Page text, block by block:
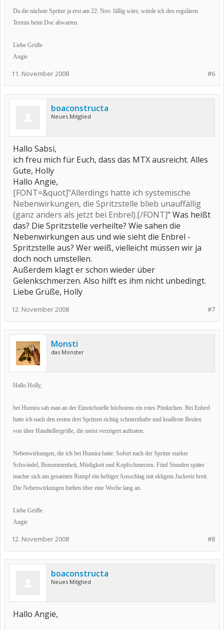
Da die nächste Spritze ja erst am 22. Nov. fällig wäre, würde ich den regulären
Termin beim Doc abwarten.
Liebe Grüße
Angie
#6
11. November 2008
boaconstructa
Neues Mitglied
Hallo Sabsi,
ich freu mich für Euch, dass das MTX ausreicht. Alles
Gute, Holly
Hallo Angie,
[FONT=&quot]"Allerdings hatte ich systemische
Nebenwirkungen, die Spritzstelle blieb unauffällig
(ganz anders als jetzt bei Enbrel).[/FONT]" Was heißt
das? Die Spritzstelle verheilte? Wie sahen die
Nebenwirkungen aus und wie sieht die Enbrel -
Spritzstelle aus? Wer weiß, vielleicht müssen wir ja
doch noch umstellen.
Außerdem klagt er schon wieder über
Gelenkschmerzen. Also hilft es ihm nicht unbedingt.
Liebe Grüße, Holly
#7
12. November 2008
Monsti
das Monster
Hallo Holly,
bei Humira sah man an der Einstichstelle höchstens ein rotes Pünktchen. Bei Enbrel
hatte ich nach den ersten drei Spritzen richtig schmerzhafte und knallrote Beulen
von über Handtellergröße, die meist verzögert auftraten.
Nebenwirkungen, die ich bei Humira hatte: Sofort nach der Spritze starker
Schwindel, Benommenheit, Müdigkeit und Kopfschmerzen. Fünf Stunden später
machte sich am gesamten Rumpf ein heftiger Ausschlag mit ekligem Juckreiz breit.
Die Nebenwirkungen hielten über eine Woche lang an.
Liebe Grüße
Angie
#8
12. November 2008
boaconstructa
Neues Mitglied
Hallo Angie,